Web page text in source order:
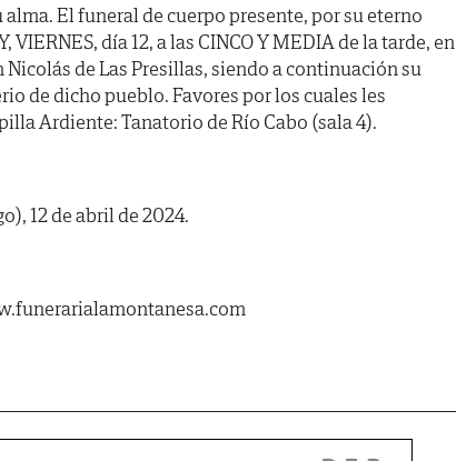
El funeral de cuerpo presente, por su eterno
VIERNES, día 12, a las CINCO Y MEDIA de la tarde, en
Nicolás de Las Presillas, siendo a continuación su
de dicho pueblo. Favores por los cuales les
Ardiente: Tanatorio de Río Cabo (sala 4).
12 de abril de 2024.